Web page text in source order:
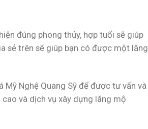
đúng phong thủy, hợp tuổi sẽ giúp
sẻ trên sẽ giúp bạn có được một lăng
Mỹ Nghệ Quang Sỹđể được tư vấn và
và dịch vụ xây dựng lăng mộ